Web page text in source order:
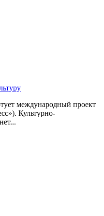
международный проект
Культурно-